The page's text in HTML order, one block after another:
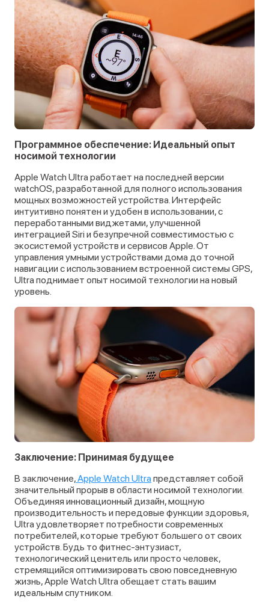
Программное обеспечение: Идеальный опыт
носимой технологии
Apple Watch Ultra работает на последней версии
watchOS, разработанной для полного использования
мощных возможностей устройства. Интерфейс
интуитивно понятен и удобен в использовании, с
переработанными виджетами, улучшенной
интеграцией Siri и безупречной совместимостью с
экосистемой устройств и сервисов Apple. От
управления умными устройствами дома до точной
навигации с использованием встроенной системы GPS,
Ultra поднимает опыт носимой технологии на новый
уровень.
Заключение: Принимая будущее
В заключение,Apple Watch Ultra представляет собой
значительный прорыв в области носимой технологии.
Объединяя инновационный дизайн, мощную
производительность и передовые функции здоровья,
Ultra удовлетворяет потребности современных
потребителей, которые требуют большего от своих
устройств. Будь то фитнес-энтузиаст,
технологический ценитель или просто человек,
стремящийся оптимизировать свою повседневную
жизнь, Apple Watch Ultra обещает стать вашим
идеальным спутником.